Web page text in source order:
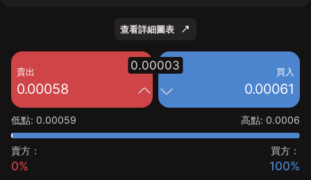
查看詳細圖表
賣出
0.00058
買入
0.00061
0.00003
低點: 0.00059 高點: 0.0006
賣方：
0%
買方：
100%